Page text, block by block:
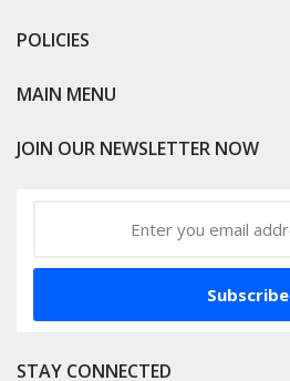
POLICIES
MAIN MENU
JOIN OUR NEWSLETTER NOW
Subscribe
STAY CONNECTED